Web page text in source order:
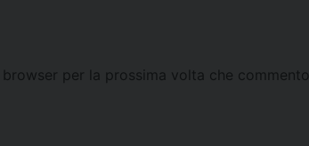
per la prossima volta che commento.